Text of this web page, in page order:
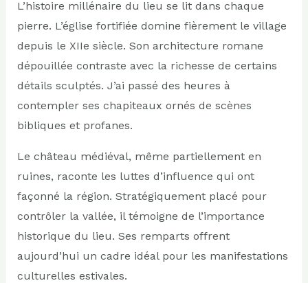
L’histoire millénaire du lieu se lit dans chaque
pierre. L’église fortifiée domine fièrement le village
depuis le XIIe siècle. Son architecture romane
dépouillée contraste avec la richesse de certains
détails sculptés. J’ai passé des heures à
contempler ses chapiteaux ornés de scènes
bibliques et profanes.
Le château médiéval, même partiellement en
ruines, raconte les luttes d’influence qui ont
façonné la région. Stratégiquement placé pour
contrôler la vallée, il témoigne de l’importance
historique du lieu. Ses remparts offrent
aujourd’hui un cadre idéal pour les manifestations
culturelles estivales.